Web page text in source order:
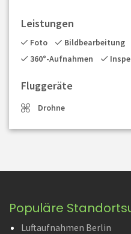
Leistungen
Foto Bildbearbeitung
360°-Aufnahmen
Fluggeräte
Drohne
Populäre
Luftaufnahmen Berlin